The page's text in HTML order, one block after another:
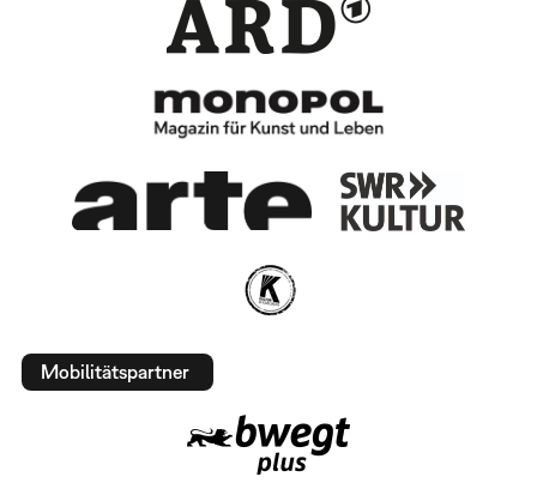
Mobilitätspartner